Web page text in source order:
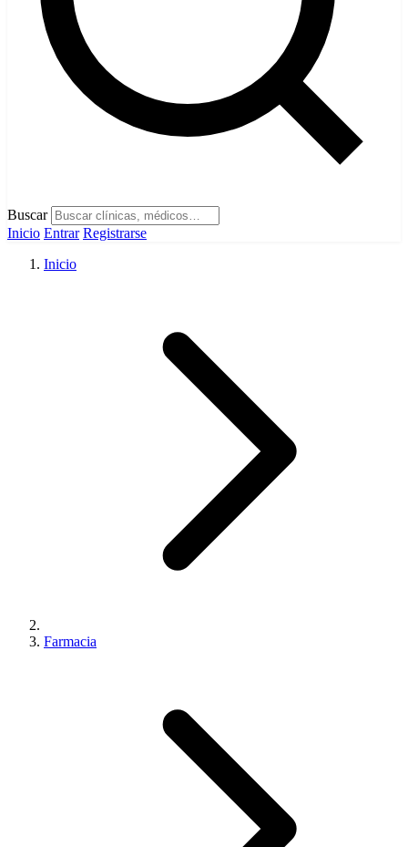
Buscar
Inicio Entrar Registrarse
Inicio
Farmacia